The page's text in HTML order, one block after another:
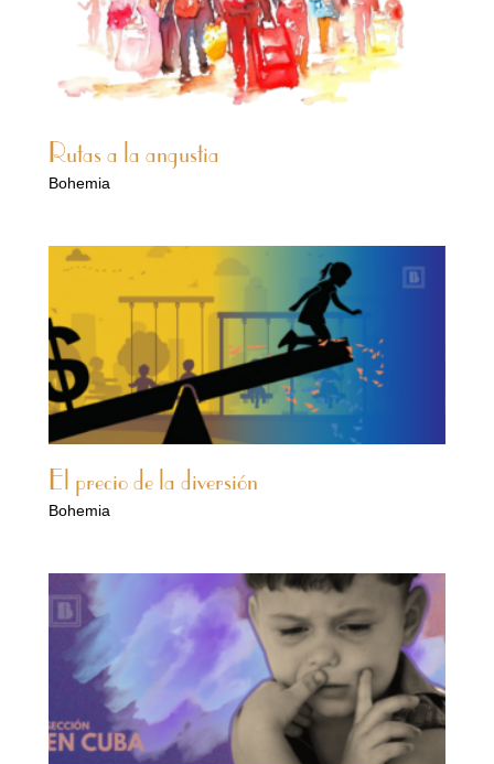
Rutas a la angustia
Bohemia
El precio de la diversión
Bohemia